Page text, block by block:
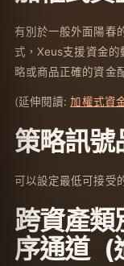
有別於一般外面陽春
式，Xeus支援資金
略或商品正確的資金
(延伸閱讀:加權式資
策略訊號
可以設定最低可接受
跨資產類
序通道 (